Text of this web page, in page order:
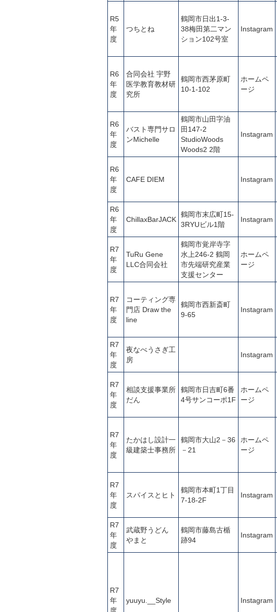
R5
年
度
つちとね
鶴岡市日出1-3-
38梅田第二マン
ション102号室
Instagram
R6
年
度
合同会社 宇野
医学教育教材研
究所
鶴岡市西茅原町
10-1-102
ホームペ
ージ
R6
年
度
バスト専門サロ
ンMichelle
鶴岡市山田字油
田147-2
StudioWoods
Woods2 2階
Instagram
R6
年
度
CAFE DIEM Instagram
R6
年
度
ChillaxBarJACK
鶴岡市末広町15-
3RYUビル1階
Instagram
R7
年
度
TuRu Gene
LLC合同会社
鶴岡市覚岸寺字
水上246-2 鶴岡
市先端研究産業
支援センター
ホームペ
ージ
R7
年
度
コーティング専
門店 Draw the
line
鶴岡市西新斎町
9-65
Instagram
R7
年
度
夜なべうさぎ工
房
Instagram
R7
年
度
相談支援事業所
だん
鶴岡市日吉町6番
4号サンコーポ1F
ホームペ
ージ
R7
年
度
たかはし設計一
級建築士事務所
鶴岡市大山2－36
－21
ホームペ
ージ
R7
年
度
スパイスとヒト
鶴岡市本町1丁目
7‐18‐2F
Instagram
R7
年
度
武蔵野うどん
やまと
鶴岡市藤島古楯
跡94
Instagram
R7
年
度
yuuyu.__Style Instagram